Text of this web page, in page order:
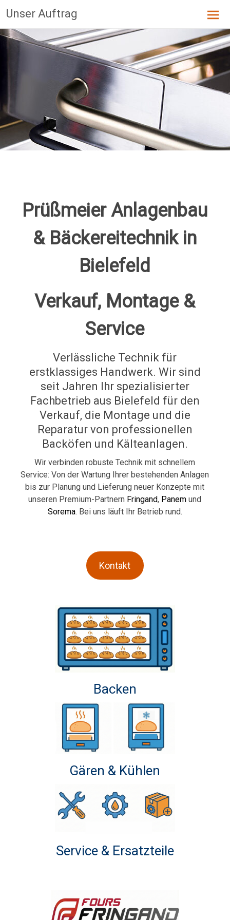
content
Unser Auftrag
Prüßmeier Anlagenbau
& Bäckereitechnik in
Bielefeld
Verkauf, Montage &
Service
Verlässliche Technik für
erstklassiges Handwerk. Wir sind
seit Jahren Ihr spezialisierter
Fachbetrieb aus Bielefeld für den
Verkauf, die Montage und die
Reparatur von professionellen
Backöfen und Kälteanlagen.
Wir verbinden robuste Technik mit schnellem
Service: Von der Wartung Ihrer bestehenden Anlagen
bis zur Planung und Lieferung neuer Konzepte mit
unseren Premium-Partnern Fringand, Panem und
Sorema. Bei uns läuft Ihr Betrieb rund.
Kontakt
Backen
Gären & Kühlen
Service & Ersatzteile